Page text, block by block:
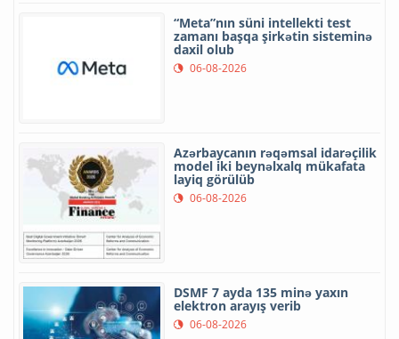
“Meta”nın süni intellekti test
zamanı başqa şirkətin sisteminə
daxil olub
06-08-2026
Azərbaycanın rəqəmsal idarəçilik
model iki beynəlxalq mükafata
layiq görülüb
06-08-2026
DSMF 7 ayda 135 minə yaxın
elektron arayış verib
06-08-2026